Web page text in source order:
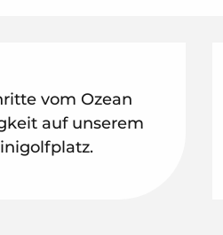
vom Ozean
auf unserem